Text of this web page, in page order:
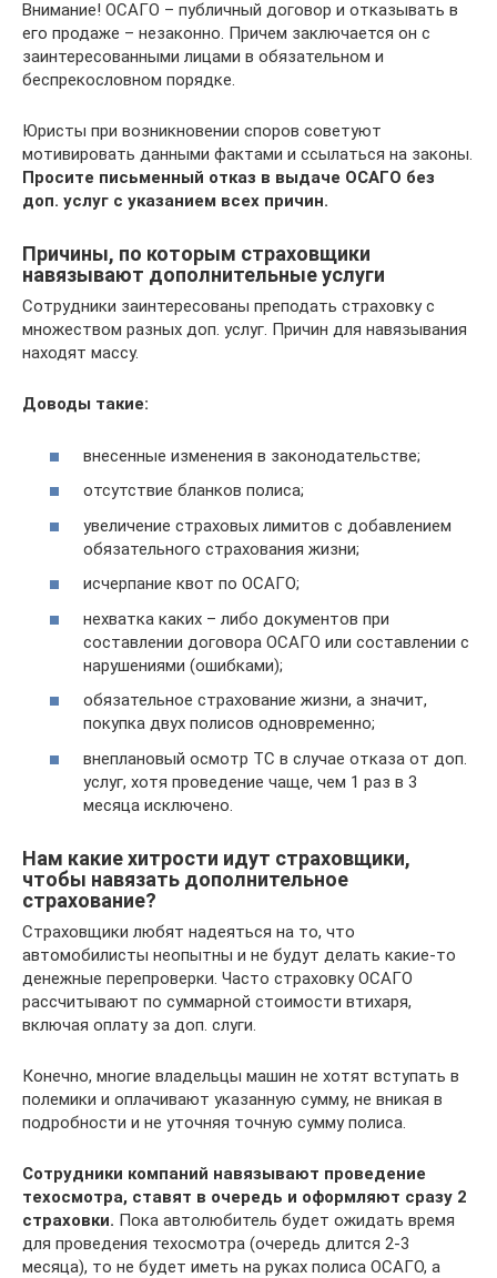
Внимание! ОСАГО – публичный договор и отказывать в
его продаже – незаконно. Причем заключается он с
заинтересованными лицами в обязательном и
беспрекословном порядке.
Юристы при возникновении споров советуют
мотивировать данными фактами и ссылаться на законы.
Просите письменный отказ в выдаче ОСАГО без
доп. услуг с указанием всех причин.
Причины, по которым страховщики
навязывают дополнительные услуги
Сотрудники заинтересованы преподать страховку с
множеством разных доп. услуг. Причин для навязывания
находят массу.
Доводы такие:
внесенные изменения в законодательстве;
отсутствие бланков полиса;
увеличение страховых лимитов с добавлением
обязательного страхования жизни;
исчерпание квот по ОСАГО;
нехватка каких – либо документов при
составлении договора ОСАГО или составлении с
нарушениями (ошибками);
обязательное страхование жизни, а значит,
покупка двух полисов одновременно;
внеплановый осмотр ТС в случае отказа от доп.
услуг, хотя проведение чаще, чем 1 раз в 3
месяца исключено.
Нам какие хитрости идут страховщики,
чтобы навязать дополнительное
страхование?
Страховщики любят надеяться на то, что
автомобилисты неопытны и не будут делать какие-то
денежные перепроверки. Часто страховку ОСАГО
рассчитывают по суммарной стоимости втихаря,
включая оплату за доп. слуги.
Конечно, многие владельцы машин не хотят вступать в
полемики и оплачивают указанную сумму, не вникая в
подробности и не уточняя точную сумму полиса.
Сотрудники компаний навязывают проведение
техосмотра, ставят в очередь и оформляют сразу 2
страховки. Пока автолюбитель будет ожидать время
для проведения техосмотра (очередь длится 2-3
месяца), то не будет иметь на руках полиса ОСАГО, а